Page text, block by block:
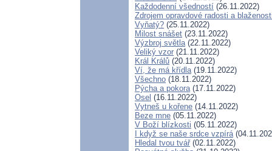
Každodenní všedností (26.11.2022)
Zdrojem opravdové radosti a
Vyňatý? (25.11.2022)
Milost snášet (23.11.2022)
Výzbroj světla(22.11.2022)
Veliký vzor (21.11.2022)
Král Králů (20.11.2022)
Ví, že má křídla(19.11.2022)
Všechno (18.11.2022)
Pýcha a pokora(17.11.2022)
Osel (16.11.2022)
Vytneš u kořene (14.11.2022)
Beze mne (05.11.2022)
V Boží blízkosti (05.11.2022)
I když se naše srdce vzpírá
Hledal tvou tvář(02.11.2022)